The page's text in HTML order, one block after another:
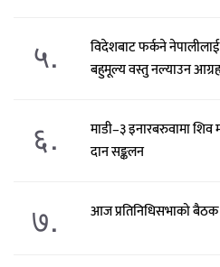
५.
विदेशबाट फर्कने
बहुमूल्य वस्तु नल्याउन आग्रह
६.
माडी–३ इनारबरुवामा शिव
दान सङ्कलन
७. आज प्रतिनिधिसभाको